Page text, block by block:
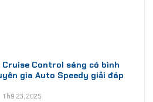
Control sáng có bình
gia Auto Speedy giải đáp
Th9 23, 2025